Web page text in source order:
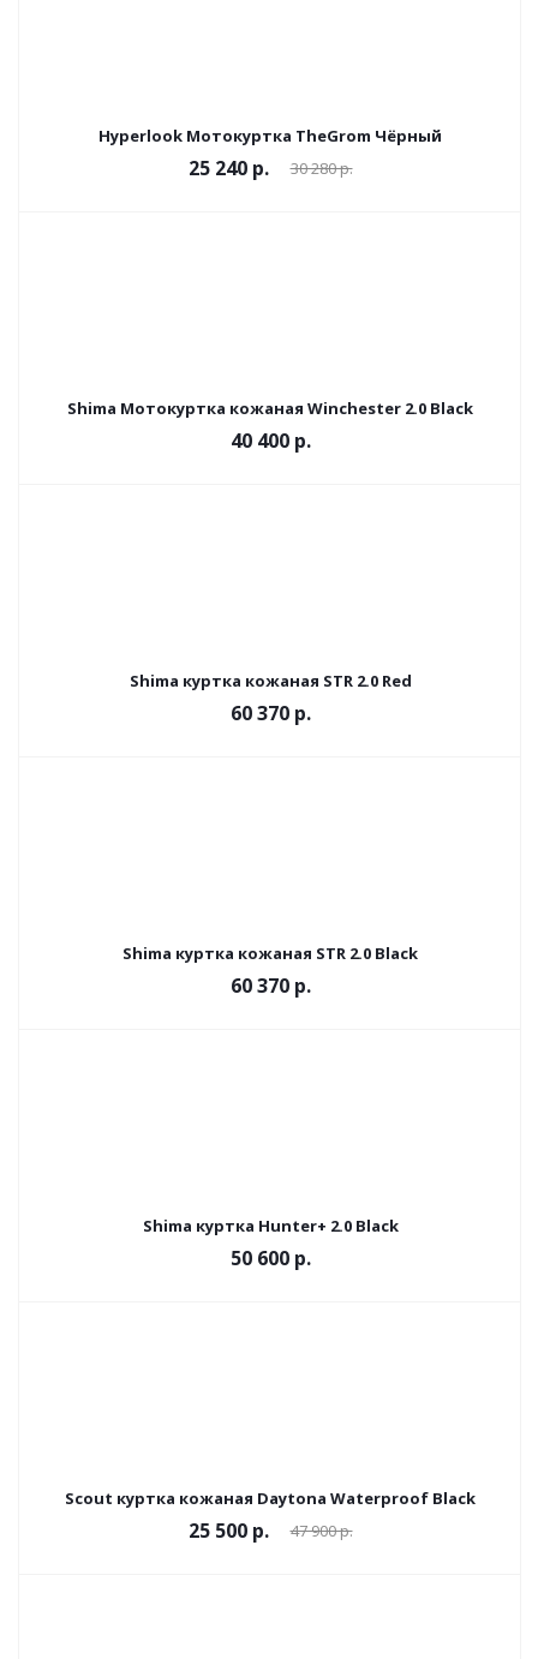
Hyperlook Мотокуртка TheGrom Чёрный
25 240 р. 30 280 р.
Shima Мотокуртка кожаная Winchester 2.0 Black
40 400 р.
Shima куртка кожаная STR 2.0 Red
60 370 р.
Shima куртка кожаная STR 2.0 Black
60 370 р.
Shima куртка Hunter+ 2.0 Black
50 600 р.
Scout куртка кожаная Daytona Waterproof Black
25 500 р. 47 900 р.